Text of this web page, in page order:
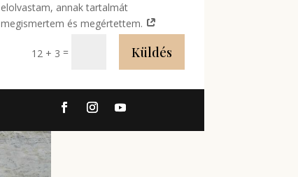
elolvastam, annak tartalmát
megismertem és megértettem.
12 + 3 = Küldés